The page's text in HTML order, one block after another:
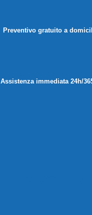
Preventivo gratuito a
Assistenza immediata 24h/